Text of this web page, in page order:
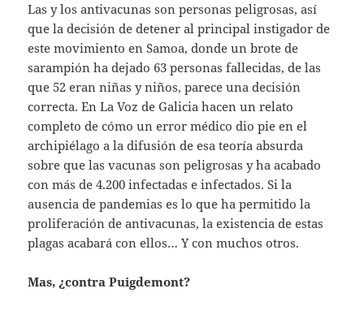
Las y los antivacunas son personas peligrosas, así
que la decisión de detener al principal instigador de
este movimiento en Samoa, donde un brote de
sarampión ha dejado 63 personas fallecidas, de las
que 52 eran niñas y niños, parece una decisión
correcta. En La Voz de Galicia hacen un relato
completo de cómo un error médico dio pie en el
archipiélago a la difusión de esa teoría absurda
sobre que las vacunas son peligrosas y ha acabado
con más de 4.200 infectadas e infectados. Si la
ausencia de pandemias es lo que ha permitido la
proliferación de antivacunas, la existencia de estas
plagas acabará con ellos… Y con muchos otros.
Mas, ¿contra Puigdemont?